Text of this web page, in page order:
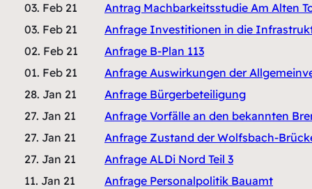
03. Feb 21
Antrag Machbarkeitsstudie Am Alten
03. Feb 21
Anfrage Investitionen in die
02. Feb 21
Anfrage B-Plan 113
01. Feb 21
Anfrage Auswirkungen der
28. Jan 21
Anfrage Bürgerbeteiligung
27. Jan 21
Anfrage Vorfälle an den bekannten
27. Jan 21
Anfrage Zustand der Wolfsbach-
27. Jan 21
Anfrage ALDi Nord Teil 3
11. Jan 21
Anfrage Personalpolitik Bauamt